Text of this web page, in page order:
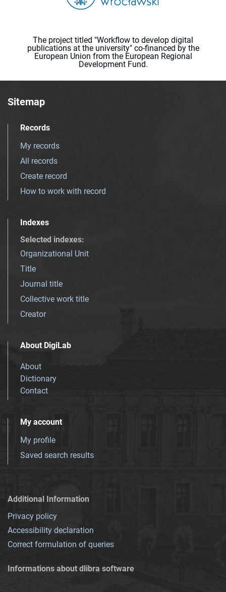
The project titled "Workflow to develop digital
publications at the university" co-financed by the
European Union from the European Regional
Development Fund.
Sitemap
Records
My records
All records
Create record
How to work with record
Indexes
Selected indexes:
Organizational Unit
Title
Journal title
Collective work title
Creator
About DigiLab
About
Dictionary
Contact
My account
My profile
Saved search results
Additional Information
Privacy policy
Accessibility declaration
Correct formulation of queries
Informations about dlibra software